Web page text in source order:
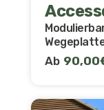
Ab 90,00